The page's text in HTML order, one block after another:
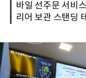
바일 선주문 서비
리어 보관 스탠딩